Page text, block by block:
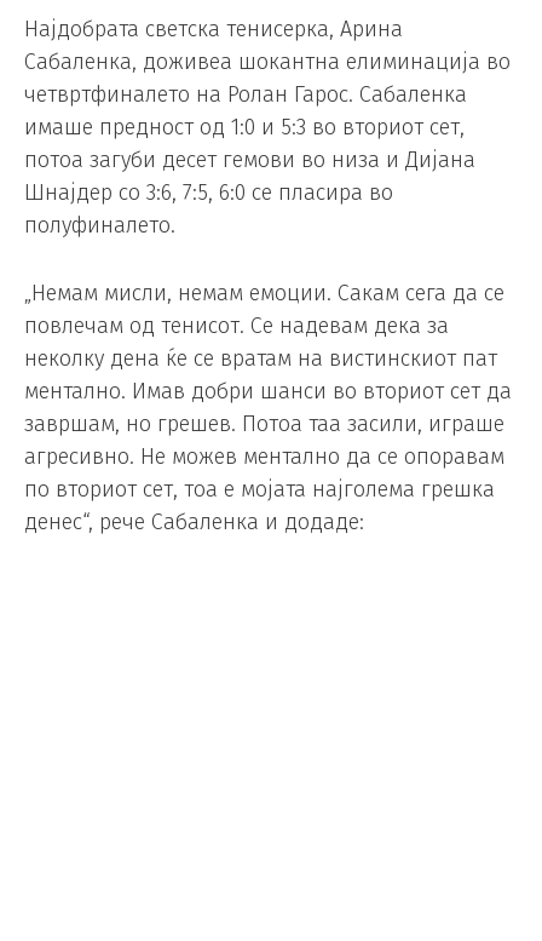
Најдобрата светска тенисерка, Арина
Сабаленка, доживеа шокантна елиминација во
четвртфиналето на Ролан Гарос. Сабаленка
имаше предност од 1:0 и 5:3 во вториот сет,
потоа загуби десет гемови во низа и Дијана
Шнајдер со 3:6, 7:5, 6:0 се пласира во
полуфиналето.
„Немам мисли, немам емоции. Сакам сега да се
повлечам од тенисот. Се надевам дека за
неколку дена ќе се вратам на вистинскиот пат
ментално. Имав добри шанси во вториот сет да
завршам, но грешев. Потоа таа засили, играше
агресивно. Не можев ментално да се опоравам
по вториот сет, тоа е мојата најголема грешка
денес“, рече Сабаленка и додаде: